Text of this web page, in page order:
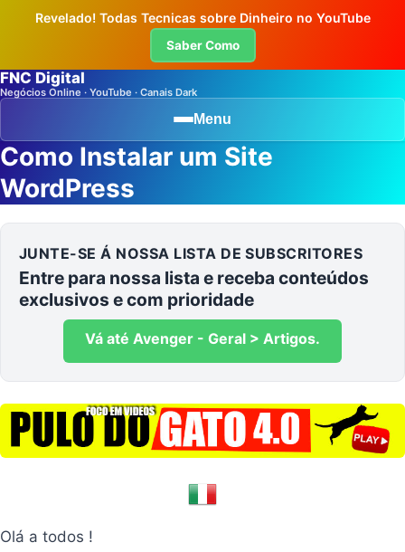
Revelado! Todas Tecnicas sobre Dinheiro no YouTube
Saber Como
FNC Digital
Negócios Online · YouTube · Canais Dark
Menu
Como Instalar um Site
WordPress
JUNTE-SE Á NOSSA LISTA DE SUBSCRITORES
Entre para nossa lista e receba conteúdos
exclusivos e com prioridade
Vá até Avenger - Geral > Artigos.
Olá a todos !